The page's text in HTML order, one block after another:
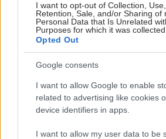
I want to opt-out of Collection, Use,
Retention, Sale, and/or Sharing of
Personal Data that Is Unrelated
Purposes for which it was collected.
Opted Out
Google consents
I want to allow Google to enable
related to advertising like cookies
device identifiers in apps.
I want to allow my user data to be